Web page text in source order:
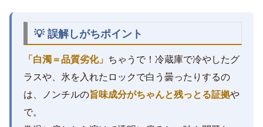
💡 誤解しがちポイント
「白濁＝品質劣化」 ちゃうで！冷蔵庫で冷やしたグ
ラスや、氷を入れたロックで白う曇ったりするの
は、ノンチルの旨味成分がちゃんと残っとる証拠や
で。